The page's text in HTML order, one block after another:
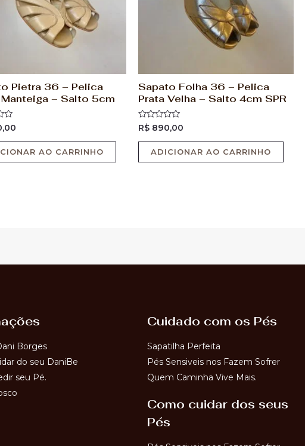
Pietra 36 – Pelica
– Salto 5cm
AO CARRINHO
Sapato Folha 36 – Pelica
Prata Velha – Salto 4cm SPR
Avaliação
de
R$ 890,00
ADICIONAR AO CARRINHO
Borges
do seu DaniBe
seu Pé.
Cuidado com os Pés
Sapatilha Perfeita
Pés Sensiveis nos Fazem Sofrer
Quem Caminha Vive Mais.
Como cuidar dos seus
Pés